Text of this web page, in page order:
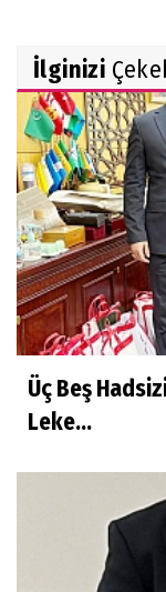
İlginizi
Üç Beş
Leke...